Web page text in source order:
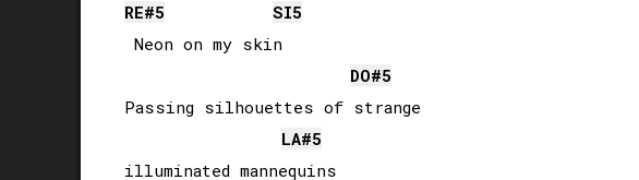
RE#5 SI5
Neon on my skin
DO#5
Passing silhouettes of strange
LA#5